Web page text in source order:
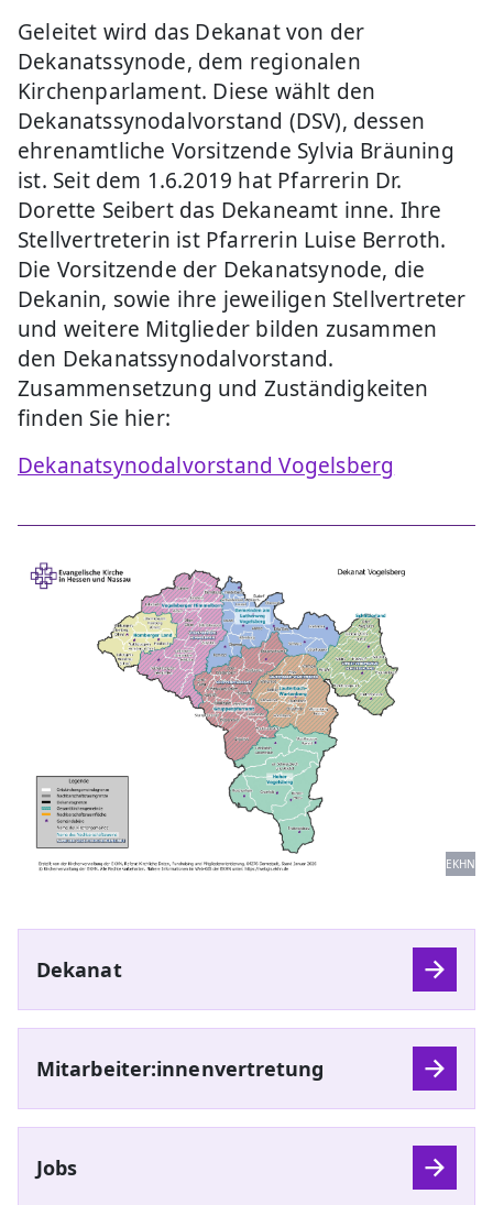
Geleitet wird das Dekanat von der
Dekanatssynode, dem regionalen
Kirchenparlament. Diese wählt den
Dekanatssynodalvorstand (DSV), dessen
ehrenamtliche Vorsitzende Sylvia Bräuning
ist. Seit dem 1.6.2019 hat Pfarrerin Dr.
Dorette Seibert das Dekaneamt inne. Ihre
Stellvertreterin ist Pfarrerin Luise Berroth.
Die Vorsitzende der Dekanatsynode, die
Dekanin, sowie ihre jeweiligen Stellvertreter
und weitere Mitglieder bilden zusammen
den Dekanatssynodalvorstand.
Zusammensetzung und Zuständigkeiten
finden Sie hier:
Dekanatsynodalvorstand Vogelsberg
EKHN
Dekanat
Mitarbeiter:innenvertretung
Jobs